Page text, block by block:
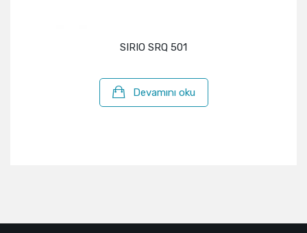
SIRIO SRQ 501
Devamını oku